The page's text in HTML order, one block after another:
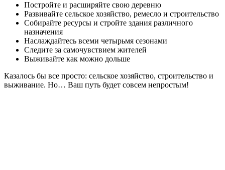
Постройте и расширяйте свою деревню
Развивайте сельское хозяйство, ремесло и строительство
Собирайте ресурсы и стройте здания различного
назначения
Наслаждайтесь всеми четырьмя сезонами
Следите за самочувствием жителей
Выживайте как можно дольше
Казалось бы все просто: сельское хозяйство, строительство и
выживание. Но… Ваш путь будет совсем непростым!